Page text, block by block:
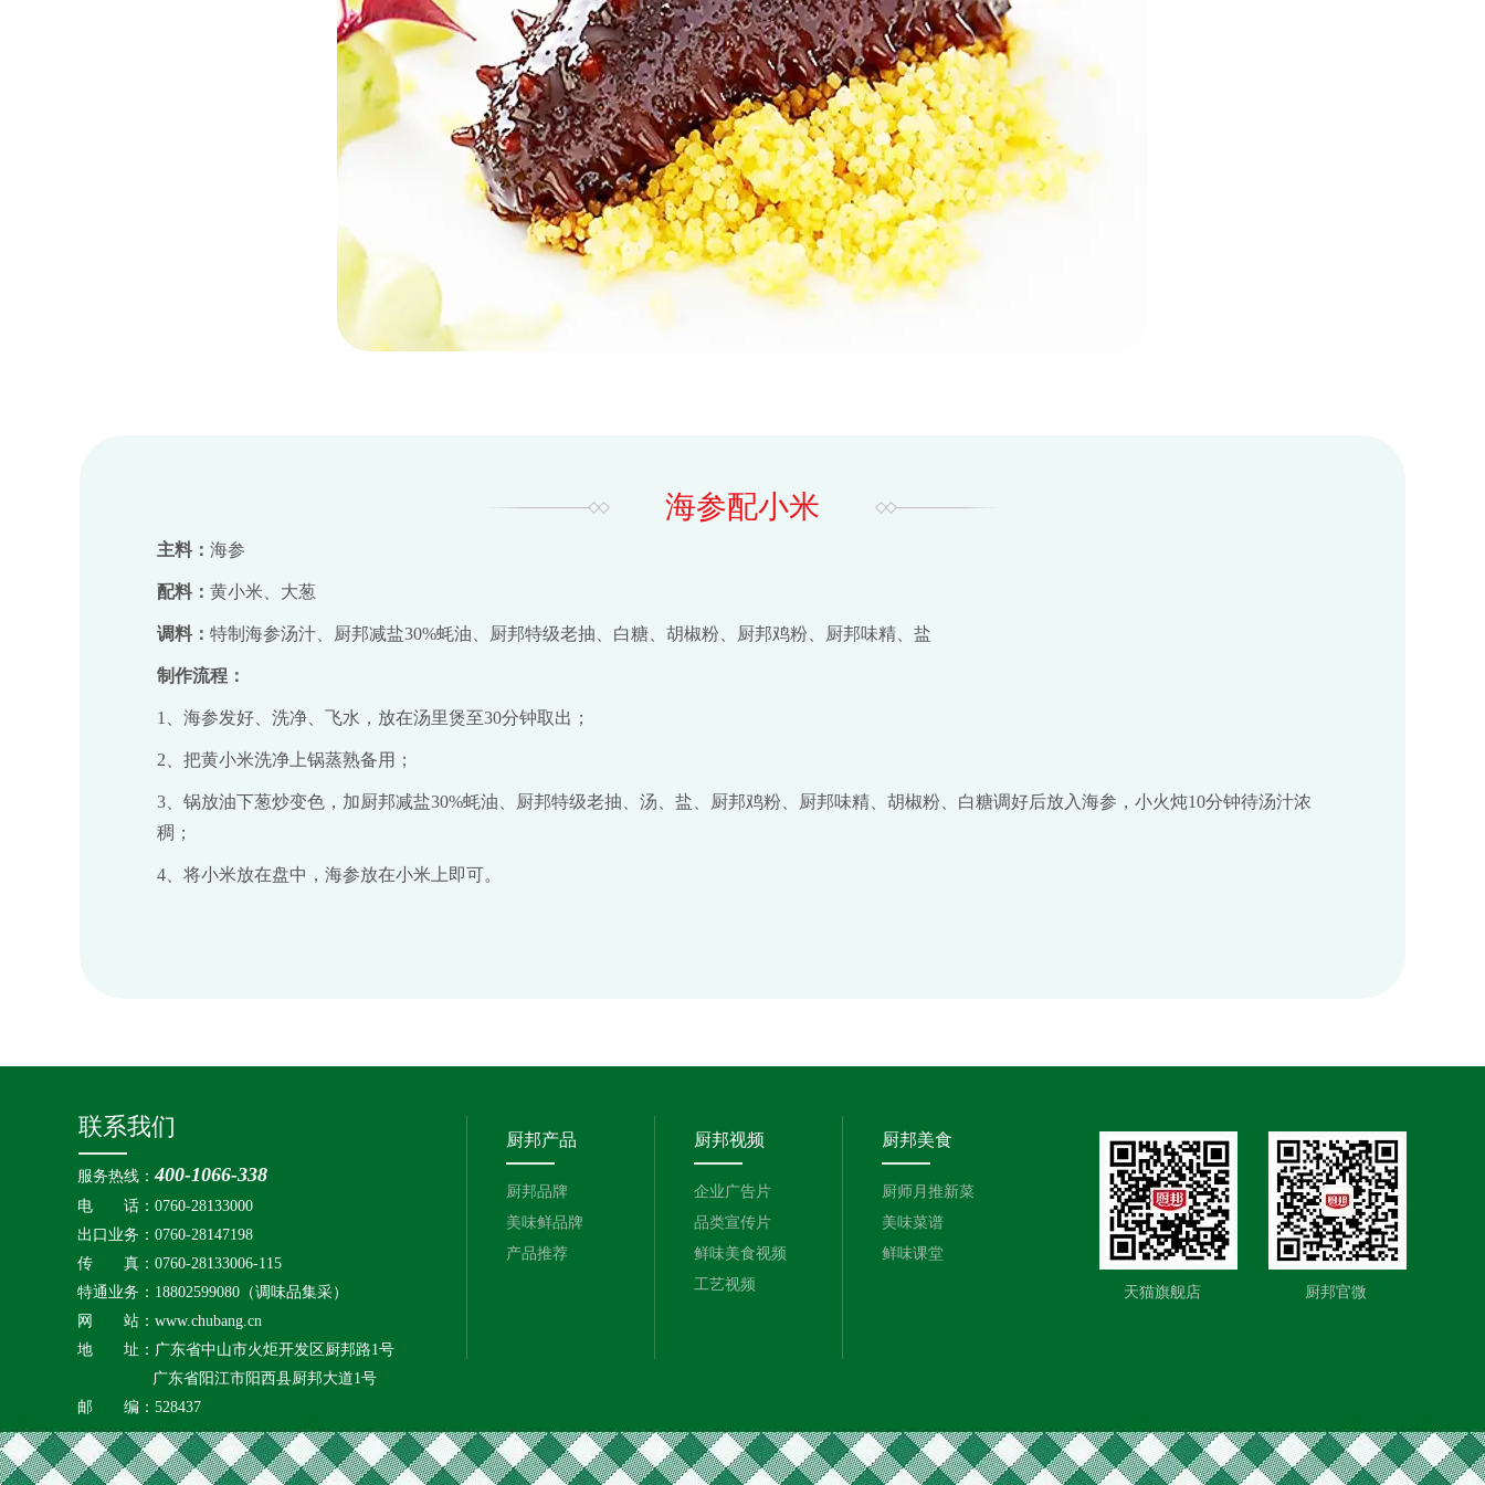
海参配小米
主料： 海参
配料： 黄小米、大葱
调料： 特制海参汤汁、厨邦减盐30%蚝油、厨邦特级老抽、白糖、胡椒粉、厨邦鸡粉、厨邦味精、盐
制作流程：
1、海参发好、洗净、飞水，放在汤里煲至30分钟取出；
2、把黄小米洗净上锅蒸熟备用；
3、锅放油下葱炒变色，加厨邦减盐30%蚝油、厨邦特级老抽、汤、盐、厨邦鸡粉、厨邦味精、胡椒粉、白糖调好后放入海参，小火炖10分钟待汤汁浓
稠；
4、将小米放在盘中，海参放在小米上即可。
天猫旗舰店 厨邦官微
服务热线：400-1066-338
电 话：0760-28133000
出口业务： 0760-28147198
传 真：0760-28133006-115
特通业务：18802599080 （调味品集采）
网 站： www.chubang.cn
地 址：广东省中山市火炬开发区厨邦路1号
广东省阳江市阳西县厨邦大道1号
邮 编：528437
联系我们 厨邦产品
厨邦品牌
美味鲜品牌
产品推荐
厨邦视频
企业广告片
品类宣传片
鲜味美食视频
工艺视频
厨邦美食
厨师月推新菜
美味菜谱
鲜味课堂